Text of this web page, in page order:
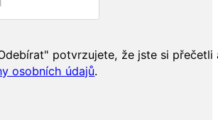
potvrzujete, že jste si přečetli
osobních údajů.